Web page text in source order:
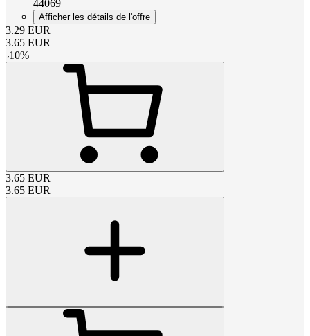
44069
Afficher les détails de l'offre
3.29 EUR
3.65 EUR
-10%
3.65 EUR
3.65 EUR